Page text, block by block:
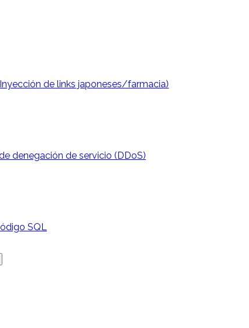
de links japoneses/farmacia)
denegación de servicio (DDoS)
SQL